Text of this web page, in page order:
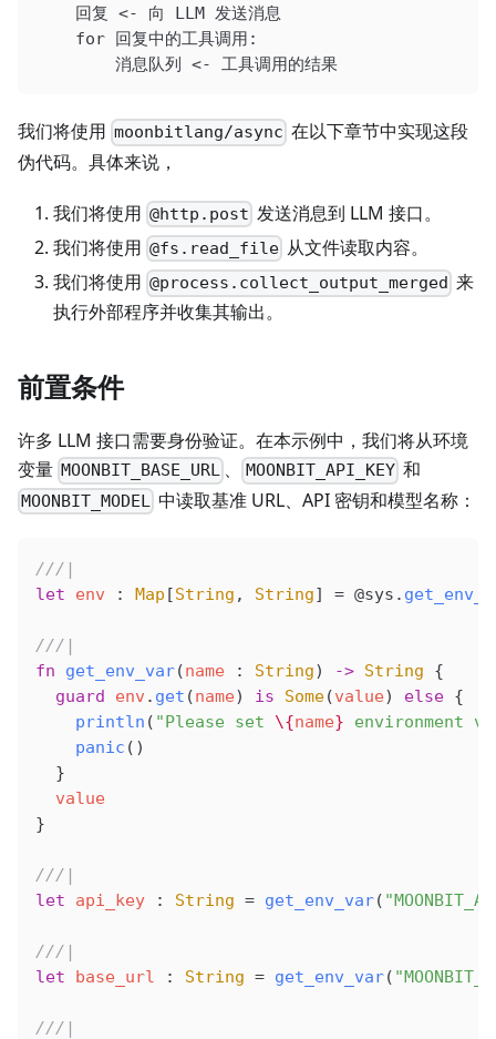
    回复 <- 向 LLM 发送消息
    for 回复中的工具调用:
        消息队列 <- 工具调用的结果
我们将使用 moonbitlang/async 在以下章节中实现这段
伪代码。具体来说，
我们将使用 @http.post 发送消息到 LLM 接口。
我们将使用 @fs.read_file 从文件读取内容。
我们将使用 @process.collect_output_merged 来
执行外部程序并收集其输出。
前置条件
许多 LLM 接口需要身份验证。在本示例中，我们将从环境
变量 MOONBIT_BASE_URL 、 MOONBIT_API_KEY和
MOONBIT_MODEL 中读取基准 URL、API 密钥和模型名称：
///|
let env : Map [String , String] = @sys .
///|
fn get_env_var(name : String) -> String {
  guard
env . get (name) is Some(value) else {
    println
( "Please set \{name} environment
    panic
()
  }
  value
}
///|
let api_key : String = get_env_var(
///|
let base_url : String = get_env_var(
///|